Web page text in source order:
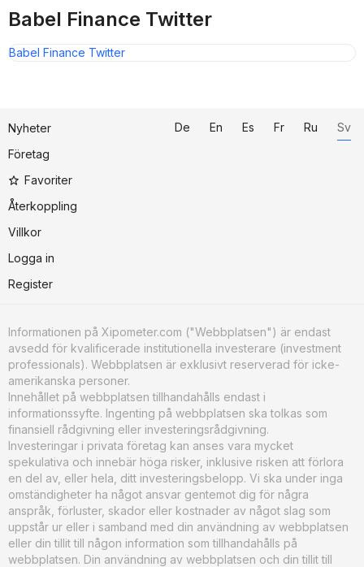
Babel Finance Twitter
Babel Finance Twitter
Nyheter
Företag
Favoriter
Återkoppling
Villkor
Logga in
Register
De En Es Fr Ru Sv
Informationen på Xipometer.com ("Webbplatsen") är endast
avsedd för kvalificerade institutionella investerare (investment
professionals). Webbplatsen är exklusivt reserverad för icke-
amerikanska personer.
Innehållet på webbplatsen tillhandahålls endast i
informationssyfte. Ingenting på webbplatsen ska tolkas som
finansiell rådgivning eller investeringsrådgivning.
Investeringar i privata företag kan anses vara mycket
spekulativa och innebär höga risker, inklusive risken att förlora
en del av, eller hela, ditt investeringsbelopp. Vi ska under inga
omständigheter ha något ansvar gentemot dig för några
anspråk, förluster, skador eller kostnader av något slag som
uppstår ur eller i samband med din användning av webbplatsen
eller din tillit till någon information som tillhandahålls på
webbplatsen. Din användning av webbplatsen och din tillit till